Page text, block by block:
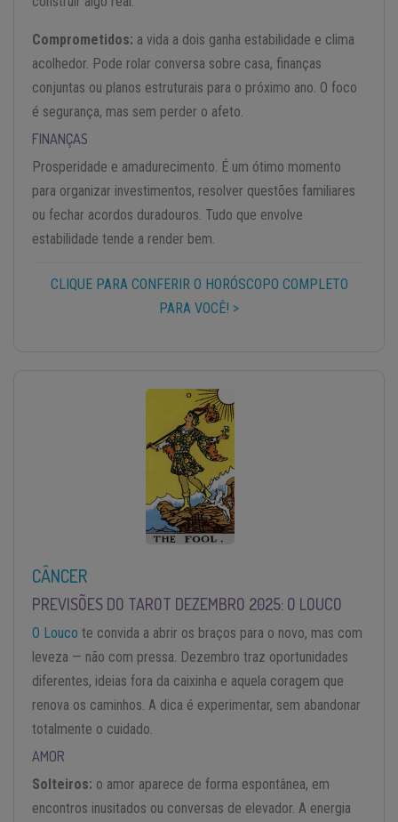
Comprometidos: a vida a dois ganha estabilidade e clima
acolhedor. Pode rolar conversa sobre casa, finanças
conjuntas ou planos estruturais para o próximo ano. O foco
é segurança, mas sem perder o afeto.
FINANÇAS
Prosperidade e amadurecimento. É um ótimo momento
para organizar investimentos, resolver questões familiares
ou fechar acordos duradouros. Tudo que envolve
estabilidade tende a render bem.
CLIQUE PARA CONFERIR O HORÓSCOPO COMPLETO
PARA VOCÊ! >
CÂNCER
PREVISÕES DO TAROT DEZEMBRO 2025: O LOUCO
O Louco te convida a abrir os braços para o novo, mas com
leveza — não com pressa. Dezembro traz oportunidades
diferentes, ideias fora da caixinha e aquela coragem que
renova os caminhos. A dica é experimentar, sem abandonar
totalmente o cuidado.
AMOR
Solteiros: o amor aparece de forma espontânea, em
encontros inusitados ou conversas de elevador. A energia